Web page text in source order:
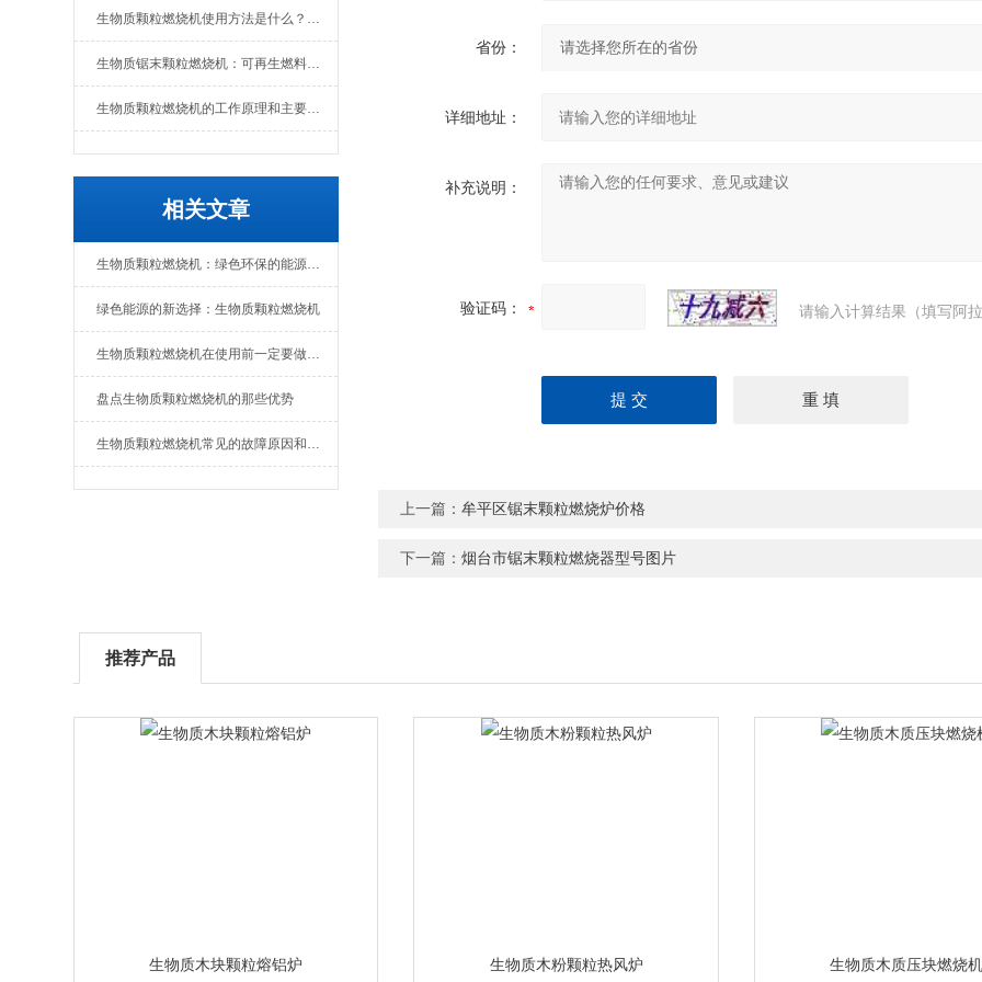
生物质颗粒燃烧机使用方法是什么？维护要点有哪些
生物质锯末颗粒燃烧机：可再生燃料的热能转换设备
生物质颗粒燃烧机的工作原理和主要组成部分
相关文章
生物质颗粒燃烧机：绿色环保的能源转化设备
绿色能源的新选择：生物质颗粒燃烧机
生物质颗粒燃烧机在使用前一定要做好准备工作
盘点生物质颗粒燃烧机的那些优势
生物质颗粒燃烧机常见的故障原因和解决办法
省份：
详细地址：
补充说明：
验证码： 请输入计算结果（填写阿
上一篇：牟平区锯末颗粒燃烧炉价格
下一篇：烟台市锯末颗粒燃烧器型号图片
推荐产品
生物质木块颗粒熔铝炉 生物质木粉颗粒热风炉 生物质木质压块燃烧机